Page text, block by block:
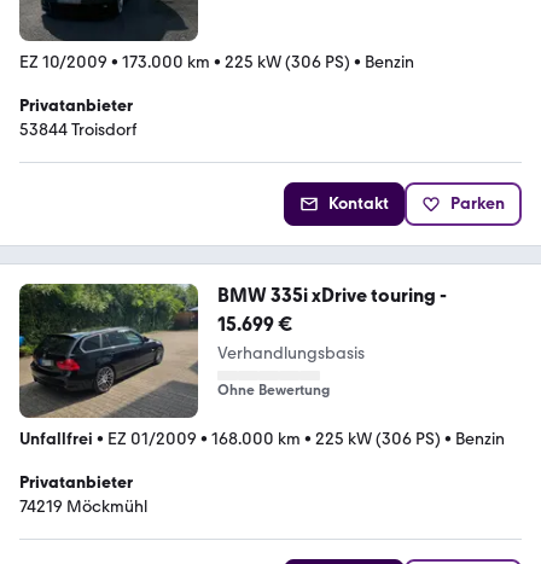
EZ 10/2009 • 173.000 km • 225 kW (306 PS) • Benzin
Privatanbieter
53844 Troisdorf
Kontakt Parken
BMW 335i xDrive touring -
15.699 €
Verhandlungsbasis
Ohne Bewertung
Unfallfrei • EZ 01/2009 • 168.000 km • 225 kW (306 PS) • Benzin
Privatanbieter
74219 Möckmühl